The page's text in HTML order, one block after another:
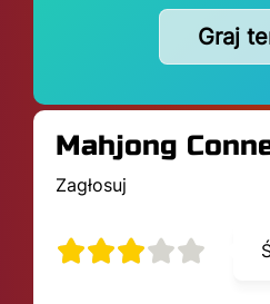
Graj
Mahjong
Zagłosuj